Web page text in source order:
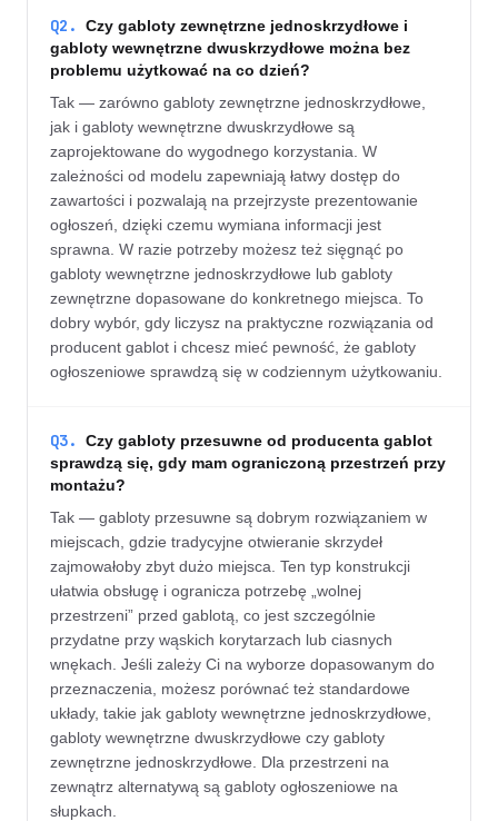
Q2.
Czy gabloty zewnętrzne jednoskrzydłowe i
gabloty wewnętrzne dwuskrzydłowe można bez
problemu użytkować na co dzień?
Tak — zarówno gabloty zewnętrzne jednoskrzydłowe,
jak i gabloty wewnętrzne dwuskrzydłowe są
zaprojektowane do wygodnego korzystania. W
zależności od modelu zapewniają łatwy dostęp do
zawartości i pozwalają na przejrzyste prezentowanie
ogłoszeń, dzięki czemu wymiana informacji jest
sprawna. W razie potrzeby możesz też sięgnąć po
gabloty wewnętrzne jednoskrzydłowe lub gabloty
zewnętrzne dopasowane do konkretnego miejsca. To
dobry wybór, gdy liczysz na praktyczne rozwiązania od
producent gablot i chcesz mieć pewność, że gabloty
ogłoszeniowe sprawdzą się w codziennym użytkowaniu.
Q3.
Czy gabloty przesuwne od producenta gablot
sprawdzą się, gdy mam ograniczoną przestrzeń przy
montażu?
Tak — gabloty przesuwne są dobrym rozwiązaniem w
miejscach, gdzie tradycyjne otwieranie skrzydeł
zajmowałoby zbyt dużo miejsca. Ten typ konstrukcji
ułatwia obsługę i ogranicza potrzebę „wolnej
przestrzeni” przed gablotą, co jest szczególnie
przydatne przy wąskich korytarzach lub ciasnych
wnękach. Jeśli zależy Ci na wyborze dopasowanym do
przeznaczenia, możesz porównać też standardowe
układy, takie jak gabloty wewnętrzne jednoskrzydłowe,
gabloty wewnętrzne dwuskrzydłowe czy gabloty
zewnętrzne jednoskrzydłowe. Dla przestrzeni na
zewnątrz alternatywą są gabloty ogłoszeniowe na
słupkach.